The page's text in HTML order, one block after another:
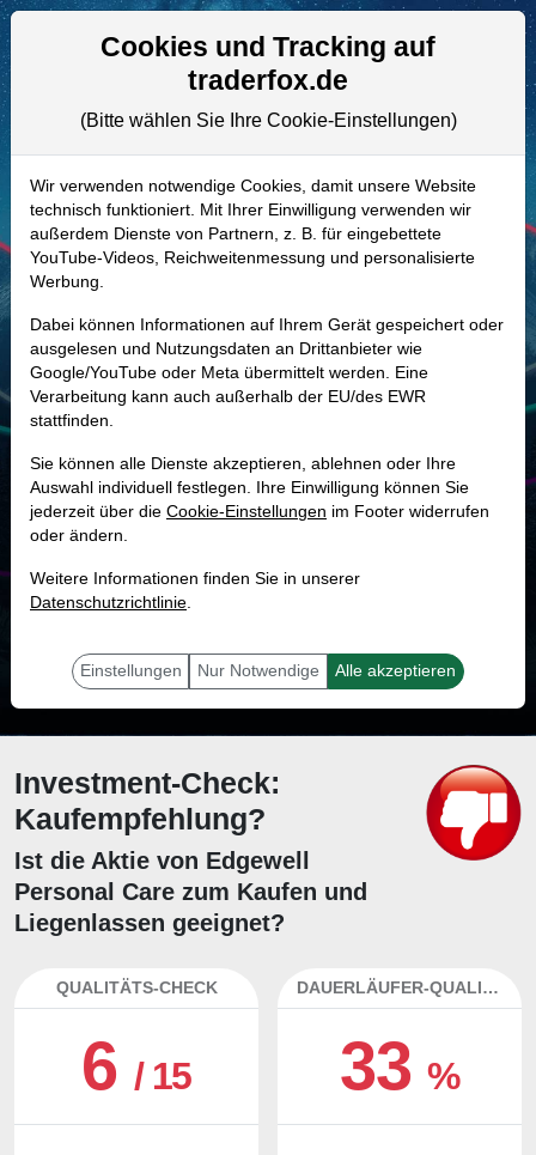
Aktien- und Artikelsuche
A14UF4 | EPC–Edgewell Personal
Care Aktie
Realtime-Aktienkurs:
- - -
-
Marktkapitalisierung 1,31 Mrd. USD
Unternehmenswert
Umsatz 2,22 Mrd. USD
57.7 %
mit dieser Aktie erfolgreich sein.
Investment-Check:
Kaufempfehlung?
Ist die Aktie von Edgewell
Personal Care zum Kaufen und
Liegenlassen geeignet?
QUALITÄTS-CHECK
6/ 15
DAUERLÄUFER-QUALITÄTEN
33%
Cookies und Tracking auf
traderfox.de
(Bitte wählen Sie Ihre Cookie-Einstellungen)
Wir verwenden notwendige Cookies, damit unsere Website
technisch funktioniert. Mit Ihrer Einwilligung verwenden wir
außerdem Dienste von Partnern, z. B. für eingebettete
YouTube-Videos, Reichweitenmessung und personalisierte
Werbung.
Dabei können Informationen auf Ihrem Gerät gespeichert oder
ausgelesen und Nutzungsdaten an Drittanbieter wie
Google/YouTube oder Meta übermittelt werden. Eine
Verarbeitung kann auch außerhalb der EU/des EWR
stattfinden.
Sie können alle Dienste akzeptieren, ablehnen oder Ihre
Auswahl individuell festlegen. Ihre Einwilligung können Sie
jederzeit über die Cookie-Einstellungen im Footer widerrufen
oder ändern.
Weitere Informationen finden Sie in unserer
Datenschutzrichtlinie.
Einstellungen Nur Notwendige Alle akzeptieren